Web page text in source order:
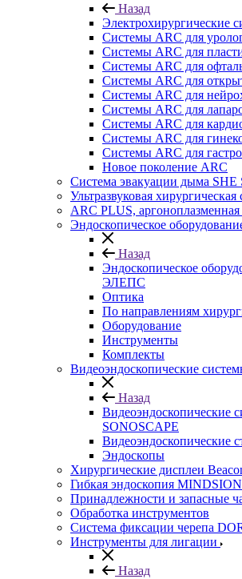
Назад
Электрохирургические
Системы ARC для
Системы ARC для
Системы ARC для
Системы ARC для
Системы ARC для
Системы ARC для
Системы ARC для
Системы ARC для
Системы ARC для
Новое поколение ARC
Система эвакуации дыма SHE
Ультразвуковая
ARC PLUS,
Эндоскопическое
Назад
Эндоскопическое
ЭЛЕПС
Оптика
По направлениям
Оборудование
Инструменты
Комплекты
Видеоэндоскопические
Назад
Видеоэндоскопические
SONOSCAPE
Видеоэндоскопические
Эндоскопы
Хирургические дисплеи
Гибкая эндоскопия MINDSION
Принадлежности и запасные
Обработка инструментов
Система фиксации черепа
Инструменты для лигации
Назад